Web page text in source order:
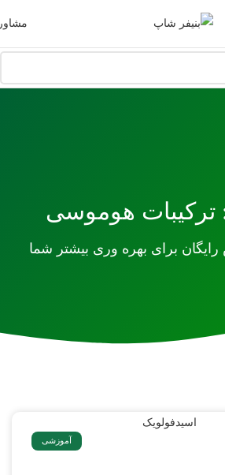
هوموسی
برای بهره وری بیشتر شما
آموزشی